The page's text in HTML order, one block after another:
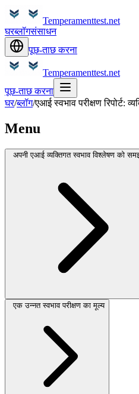
Temperamenttest.net
घरब्लॉगसंसाधन
पूछ-ताछ करना
Temperamenttest.net
पूछ-ताछ करना
घर/ब्लॉग/एआई स्वभाव परीक्षण रिपोर्ट:
Menu
अपनी एआई व्यक्तिगत स्वभाव विश्लेषण को
एक उन्नत स्वभाव परीक्षण का मूल्य